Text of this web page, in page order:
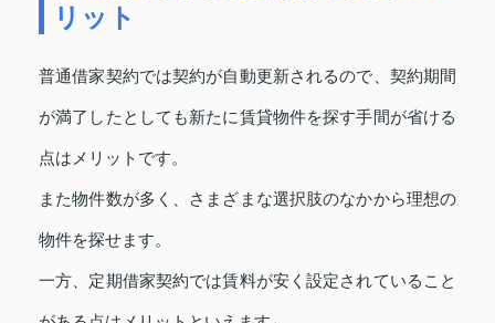
リット
普通借家契約では契約が自動更新されるので、契約期間
が満了したとしても新たに賃貸物件を探す手間が省ける
点はメリットです。
また物件数が多く、さまざまな選択肢のなかから理想の
物件を探せます。
一方、定期借家契約では賃料が安く設定されていること